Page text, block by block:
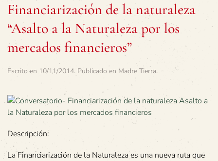
Financiarización de la naturaleza
“Asalto a la Naturaleza por los
mercados financieros”
Escrito en 10/11/2014. Publicado en Madre Tierra.
Descripción:
La Financiarización de la Naturaleza es una nueva ruta que